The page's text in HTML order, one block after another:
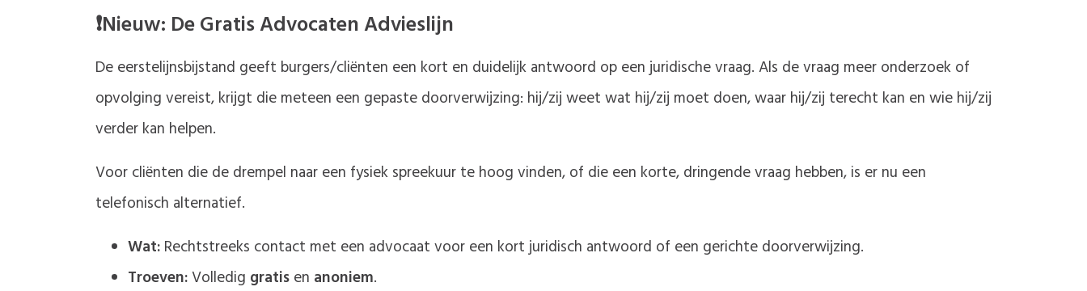
❗Nieuw: De Gratis Advocaten Advieslijn
De eerstelijnsbijstand geeft burgers/cliënten een kort en duidelijk antwoord op een juridische vraag. Als de vraag meer onderzoek of
opvolging vereist, krijgt die meteen een gepaste doorverwijzing: hij/zij weet wat hij/zij moet doen, waar hij/zij terecht kan en wie hij/zij
verder kan helpen.
Voor cliënten die de drempel naar een fysiek spreekuur te hoog vinden, of die een korte, dringende vraag hebben, is er nu een
telefonisch alternatief.
Wat: Rechtstreeks contact met een advocaat voor een kort juridisch antwoord of een gerichte doorverwijzing.
Troeven:Volledig gratis en anoniem.